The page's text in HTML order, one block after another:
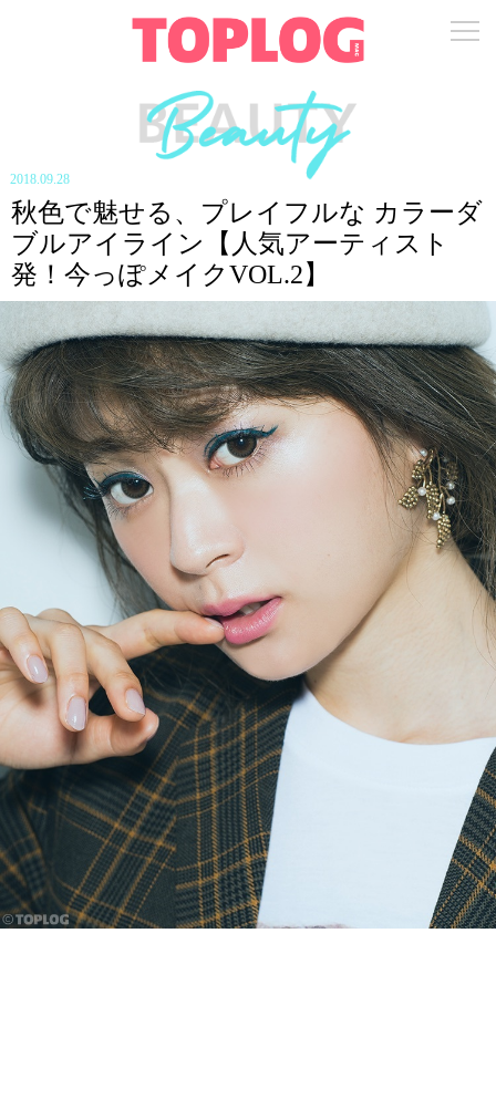
2018.09.28
秋色で魅せる、プレイフルな カラーダ
ブルアイライン【人気アーティスト
発！今っぽメイクVOL.2】